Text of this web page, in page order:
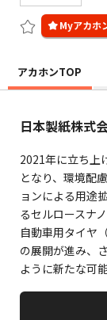
アカホンTOP
日本製紙株式
2021年に立ち上
となり、環境配
ョンによる用途
るセルロースナ
自動車用タイヤ
の展開が進み、
ように新たな可